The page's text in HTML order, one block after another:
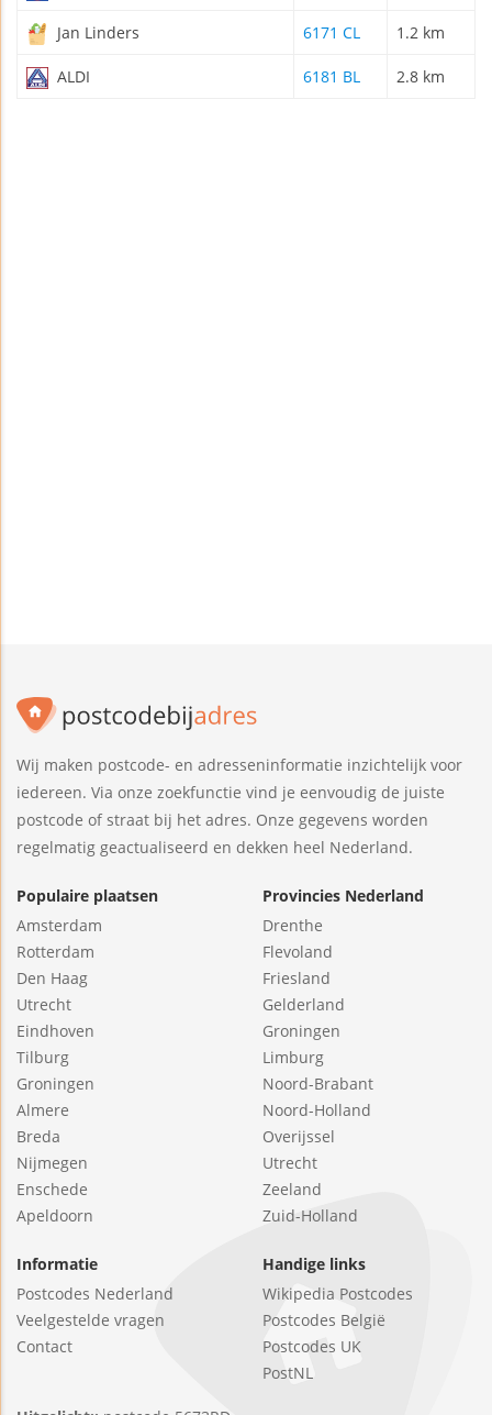
Jan Linders 6171 CL 1.2 km
ALDI 6181 BL 2.8 km
Wij maken postcode- en adresseninformatie inzichtelijk voor
iedereen. Via onze zoekfunctie vind je eenvoudig de juiste
postcode of straat bij het adres. Onze gegevens worden
regelmatig geactualiseerd en dekken heel Nederland.
Populaire plaatsen
Amsterdam
Rotterdam
Den Haag
Utrecht
Eindhoven
Tilburg
Groningen
Almere
Breda
Nijmegen
Enschede
Apeldoorn
Provincies Nederland
Drenthe
Flevoland
Friesland
Gelderland
Groningen
Limburg
Noord-Brabant
Noord-Holland
Overijssel
Utrecht
Zeeland
Zuid-Holland
Informatie
Postcodes Nederland
Veelgestelde vragen
Contact
Handige links
Wikipedia Postcodes
Postcodes België
Postcodes UK
PostNL